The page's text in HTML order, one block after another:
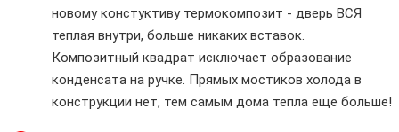
новому констуктиву термокомпозит - дверь ВСЯ
теплая внутри, больше никаких вставок.
Композитный квадрат исключает образование
конденсата на ручке. Прямых мостиков холода в
конструкции нет, тем самым дома тепла еще больше!